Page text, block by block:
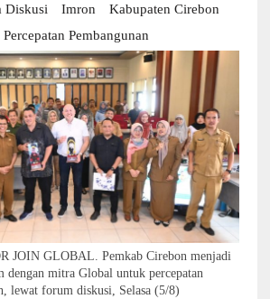
Diskusi Imron
Kabupaten Cirebon
Percepatan Pembangunan
JOIN GLOBAL. Pemkab Cirebon menjadi
dengan mitra Global untuk percepatan
lewat forum diskusi, Selasa (5/8)